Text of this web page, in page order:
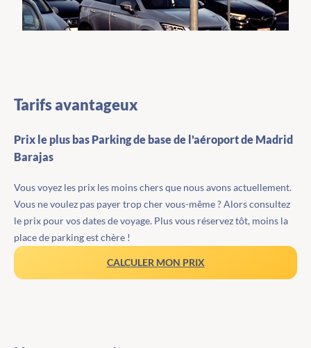
Tarifs avantageux
Prix le plus bas Parking de base de l'aéroport de Madrid
Barajas
Vous voyez les prix les moins chers que nous avons actuellement.
Vous ne voulez pas payer trop cher vous-même ? Alors consultez
le prix pour vos dates de voyage. Plus vous réservez tôt, moins la
place de parking est chère !
CALCULER MON PRIX